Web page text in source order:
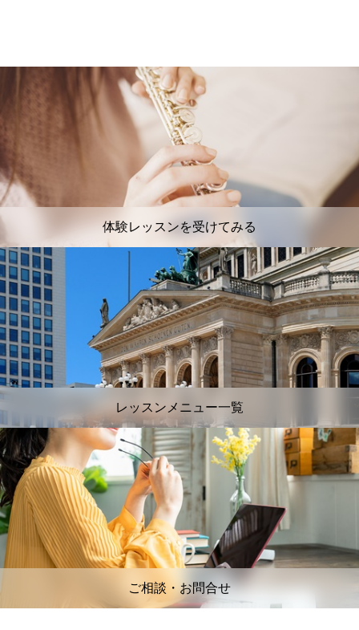
体験レッスンを受けてみる
レッスンメニュー一覧
ご相談・お問合せ